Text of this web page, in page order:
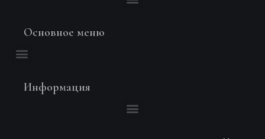
Основное меню
Информация